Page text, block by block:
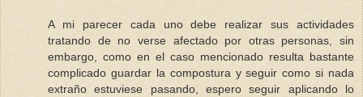
A mi parecer cada uno debe realizar sus actividades
tratando de no verse afectado por otras personas, sin
embargo, como en el caso mencionado resulta bastante
complicado guardar la compostura y seguir como si nada
extraño estuviese pasando, espero seguir aplicando lo